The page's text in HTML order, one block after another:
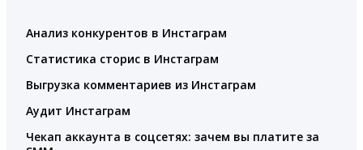
Анализ конкурентов в Инстаграм
Статистика сторис в Инстаграм
Выгрузка комментариев из Инстаграм
Аудит Инстаграм
Чекап аккаунта в соцсетях: зачем вы платите за